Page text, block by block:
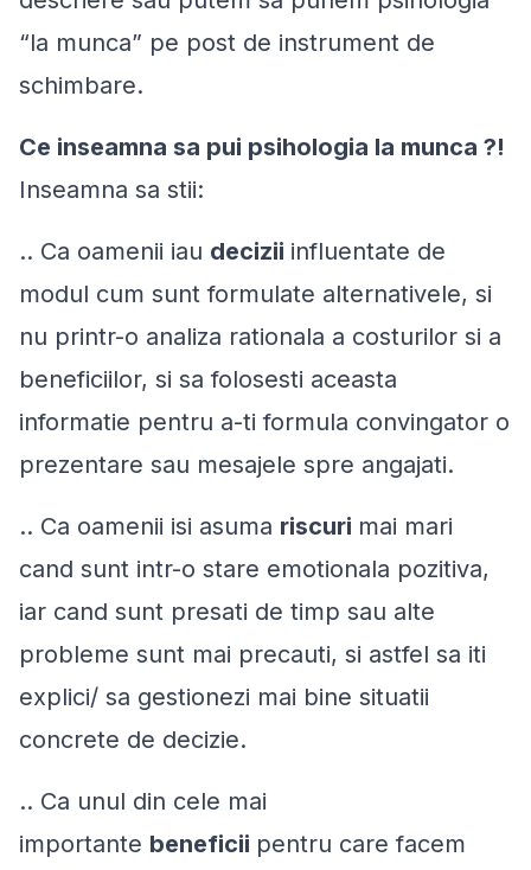
“la munca” pe post de instrument de
schimbare.
Ce inseamna sa pui psihologia la munca ?!
Inseamna sa stii:
.. Ca oamenii iau decizii influentate de
modul cum suntformulate alternativele, si
nu printr-o analiza rationala a costurilor si a
beneficiilor, si sa folosesti aceasta
informatie pentru a-ti formula convingator o
prezentare sau mesajele spre angajati.
.. Ca oamenii isi asuma riscuri mai mari
cand sunt intr-o stare emotionala pozitiva,
iar cand sunt presati de timp sau alte
probleme sunt mai precauti, si astfel sa iti
explici/ sa gestionezi mai bine situatii
concrete de decizie.
.. Ca unul din cele mai
importante beneficii pentru care facem